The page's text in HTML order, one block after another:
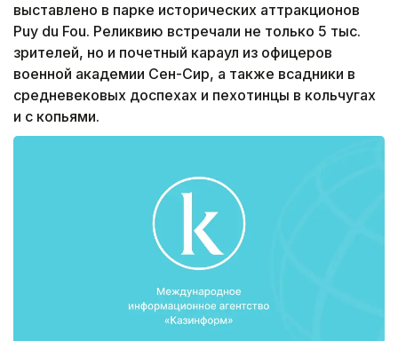
выставлено в парке исторических аттракционов
Puy du Fou. Реликвию встречали не только 5 тыс.
зрителей, но и почетный караул из офицеров
военной академии Сен-Сир, а также всадники в
средневековых доспехах и пехотинцы в кольчугах
и с копьями.